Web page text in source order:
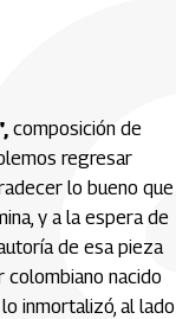
composición de
regresar
lo bueno que
y a la espera de
de esa pieza
nacido
inmortalizó, al lado